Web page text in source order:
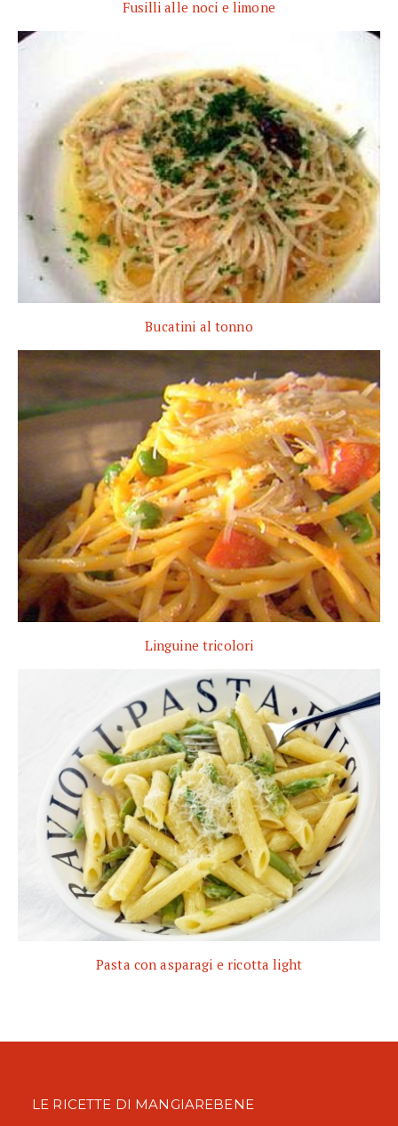
Fusilli alle noci e limone
Bucatini al tonno
Linguine tricolori
Pasta con asparagi e ricotta light
LE RICETTE DI MANGIAREBENE